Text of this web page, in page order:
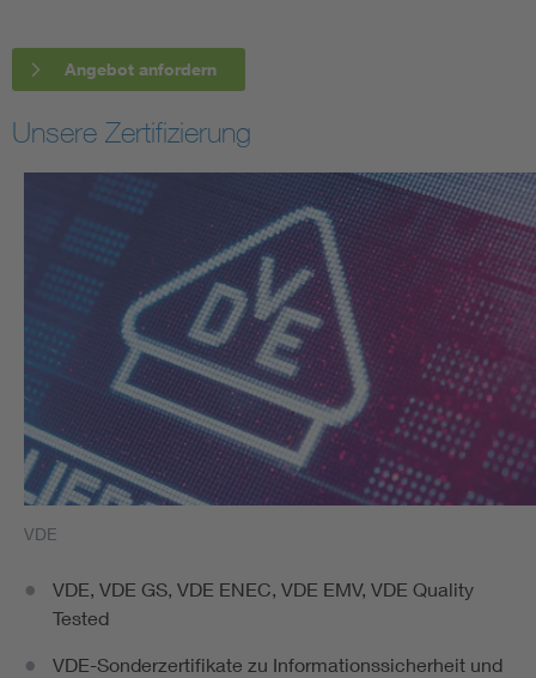
Angebot anfordern
Unsere Zertifizierung
VDE
VDE, VDE GS, VDE ENEC, VDE EMV, VDE Quality
Tested
VDE-Sonderzertifikate zu Informationssicherheit und